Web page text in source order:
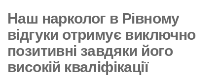
Наш нарколог в Рівному
відгуки отримує виключно
позитивні завдяки його
високій кваліфікації